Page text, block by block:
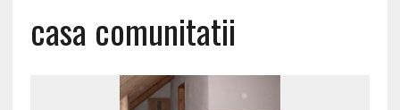
casa comunitatii